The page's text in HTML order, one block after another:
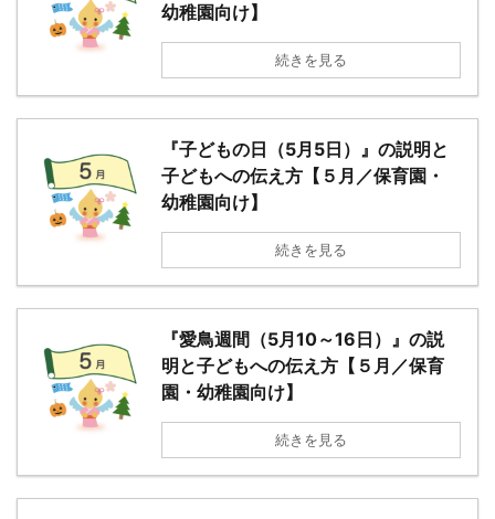
幼稚園向け】
続きを見る
『子どもの日（5月5日）』の説明と
子どもへの伝え方【５月／保育園・
幼稚園向け】
続きを見る
『愛鳥週間（5月10～16日）』の説
明と子どもへの伝え方【５月／保育
園・幼稚園向け】
続きを見る